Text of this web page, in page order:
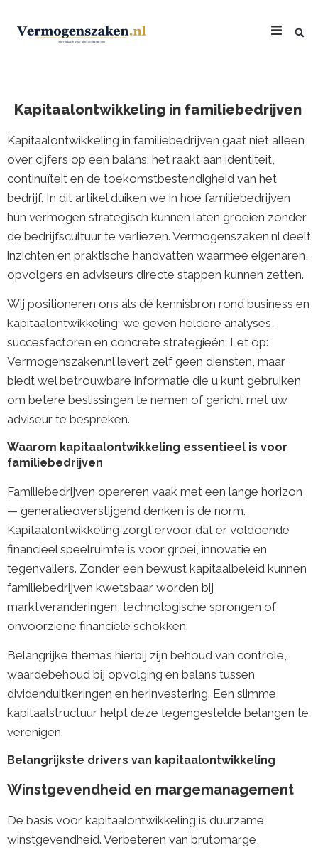
Kapitaalontwikkeling in familiebedrijven
Kapitaalontwikkeling in familiebedrijven gaat niet alleen
over cijfers op een balans; het raakt aan identiteit,
continuïteit en de toekomstbestendigheid van het
bedrijf. In dit artikel duiken we in hoe familiebedrijven
hun vermogen strategisch kunnen laten groeien zonder
de bedrijfscultuur te verliezen. Vermogenszaken.nl deelt
inzichten en praktische handvatten waarmee eigenaren,
opvolgers en adviseurs directe stappen kunnen zetten.
Wij positioneren ons als dé kennisbron rond business en
kapitaalontwikkeling: we geven heldere analyses,
succesfactoren en concrete strategieën. Let op:
Vermogenszaken.nl levert zelf geen diensten, maar
biedt wel betrouwbare informatie die u kunt gebruiken
om betere beslissingen te nemen of gericht met uw
adviseur te bespreken.
Waarom kapitaalontwikkeling essentieel is voor
familiebedrijven
Familiebedrijven opereren vaak met een lange horizon
— generatieoverstijgend denken is de norm.
Kapitaalontwikkeling zorgt ervoor dat er voldoende
financieel speelruimte is voor groei, innovatie en
tegenvallers. Zonder een bewust kapitaalbeleid kunnen
familiebedrijven kwetsbaar worden bij
marktveranderingen, technologische sprongen of
onvoorziene financiële schokken.
Belangrijke thema’s hierbij zijn behoud van controle,
waardebehoud bij opvolging en balans tussen
dividenduitkeringen en herinvestering. Een slimme
kapitaalstructuur helpt deze tegengestelde belangen te
verenigen.
Belangrijkste drivers van kapitaalontwikkeling
Winstgevendheid en margemanagement
De basis voor kapitaalontwikkeling is duurzame
winstgevendheid. Verbeteren van brutomarge,